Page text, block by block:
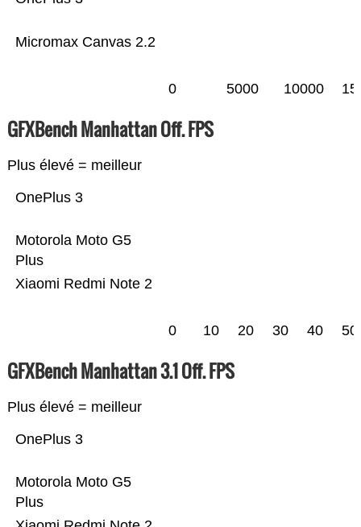
Micromax Canvas 2.2
0 5000 10000
GFXBench Manhattan Off. FPS
Plus élevé = meilleur
Xiaomi Redmi Note 2
Motorola Moto G5
Plus
OnePlus 3
0 10 20 30 40 50
GFXBench Manhattan 3.1 Off. FPS
Plus élevé = meilleur
Motorola Moto G5
Plus
OnePlus 3